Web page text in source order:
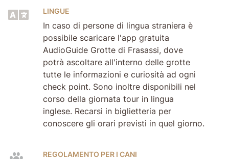
LINGUE
In caso di persone di lingua straniera è
possibile scaricare l'app gratuita
AudioGuide Grotte di Frasassi, dove
potrà ascoltare all'interno delle grotte
tutte le informazioni e curiosità ad ogni
check point. Sono inoltre disponibili nel
corso della giornata tour in lingua
inglese. Recarsi in biglietteria per
conoscere gli orari previsti in quel giorno.
REGOLAMENTO PER I CANI